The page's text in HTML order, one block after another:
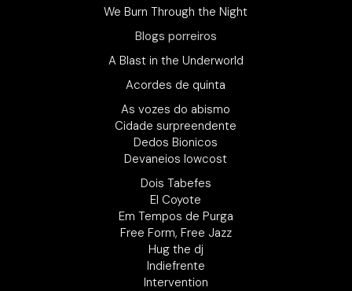
We Burn Through the Night
Blogs porreiros
A Blast in the Underworld
Acordes de quinta
As vozes do abismo
Cidade surpreendente
Dedos Bionicos
Devaneios lowcost
Dois Tabefes
El Coyote
Em Tempos de Purga
Free Form, Free Jazz
Hug the dj
Indiefrente
Intervention